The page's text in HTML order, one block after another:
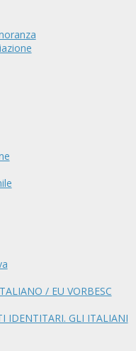
/ EU VORBESC
IDENTITARI. GLI ITALIANI